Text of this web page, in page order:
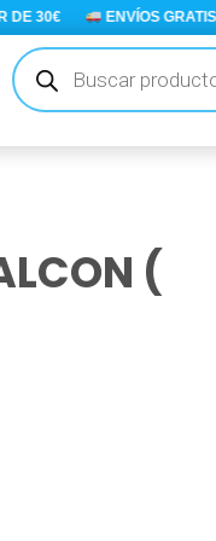
30€ ENVÍOS GRATIS
Búsqueda
de
productos
(